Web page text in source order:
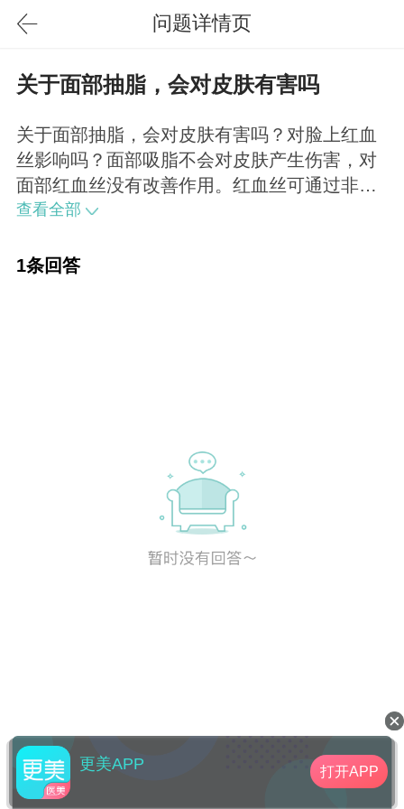
问题详情页
关于面部抽脂，会对皮肤有害吗
关于面部抽脂，会对皮肤有害吗？对脸上红血
丝影响吗？面部吸脂不会对皮肤产生伤害，对
面部红血丝没有改善作用。红血丝可通过非手
术类激光治疗得到改善。
查看全部
1条回答
更美APP 打开APP